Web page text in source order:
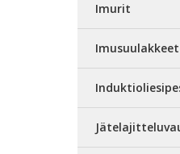
Imurit
Imusuulakkeet